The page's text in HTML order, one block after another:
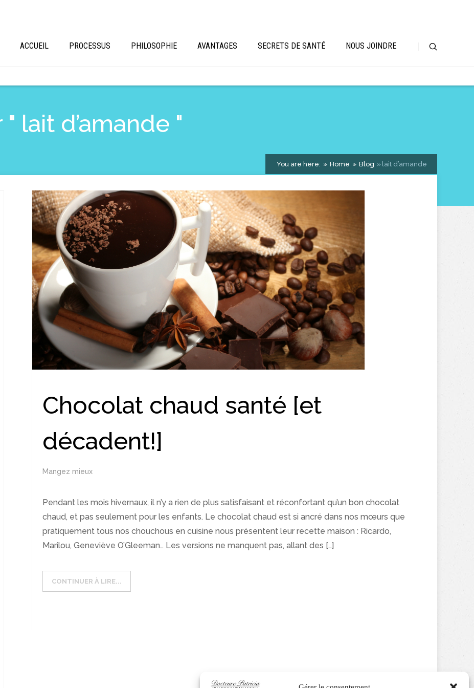
ACCUEIL PROCESSUS PHILOSOPHIE AVANTAGES SECRETS DE SANTÉ NOUS JOINDRE
lait d’amande "
You are here: Home Blog lait d’amande
Chocolat chaud santé [et
décadent!]
Mangez mieux
Pendant les mois hivernaux, il n’y a rien de plus satisfaisant et réconfortant qu’un bon chocolat
chaud, et pas seulement pour les enfants. Le chocolat chaud est si ancré dans nos mœurs que
pratiquement tous nos chouchous en cuisine nous présentent leur recette maison : Ricardo,
Marilou, Geneviève O’Gleeman… Les versions ne manquent pas, allant des […]
CONTINUER À LIRE...